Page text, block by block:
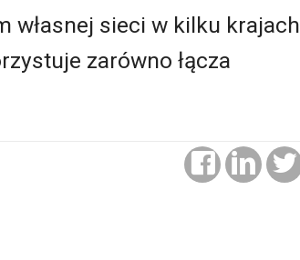
własnej sieci w kilku krajach
zarówno łącza